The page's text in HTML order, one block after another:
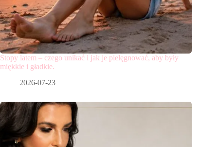
Stopy latem – czego unikać i jak je pielęgnować, aby były
miękkie i gładkie.
2026-07-23